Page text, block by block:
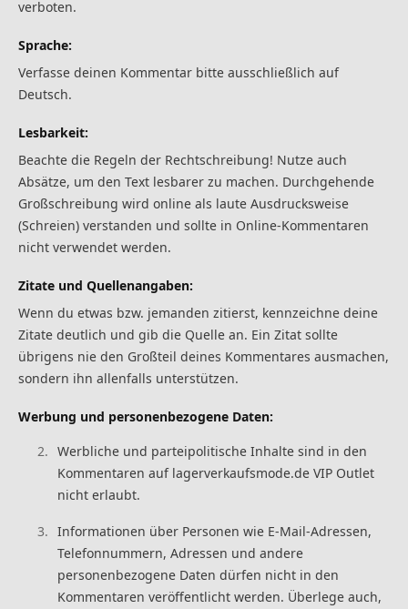
verboten.
Sprache:
Verfasse deinen Kommentar bitte ausschließlich auf
Deutsch.
Lesbarkeit:
Beachte die Regeln der Rechtschreibung! Nutze auch
Absätze, um den Text lesbarer zu machen. Durchgehende
Großschreibung wird online als laute Ausdrucksweise
(Schreien) verstanden und sollte in Online-Kommentaren
nicht verwendet werden.
Zitate und Quellenangaben:
Wenn du etwas bzw. jemanden zitierst, kennzeichne deine
Zitate deutlich und gib die Quelle an. Ein Zitat sollte
übrigens nie den Großteil deines Kommentares ausmachen,
sondern ihn allenfalls unterstützen.
Werbung und personenbezogene Daten:
Werbliche und parteipolitische Inhalte sind in den
Kommentaren auf lagerverkaufsmode.de VIP Outlet
nicht erlaubt.
Informationen über Personen wie E-Mail-Adressen,
Telefonnummern, Adressen und andere
personenbezogene Daten dürfen nicht in den
Kommentaren veröffentlicht werden. Überlege auch,